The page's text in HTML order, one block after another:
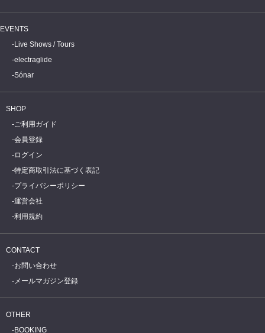
EVENTS
Live Shows / Tours
electraglide
Sónar
SHOP
ご利用ガイド
会員登録
ログイン
特定商取引法に基づく表記
プライバシーポリシー
運営会社
利用規約
CONTACT
お問い合わせ
メールマガジン登録
OTHER
BOOKING